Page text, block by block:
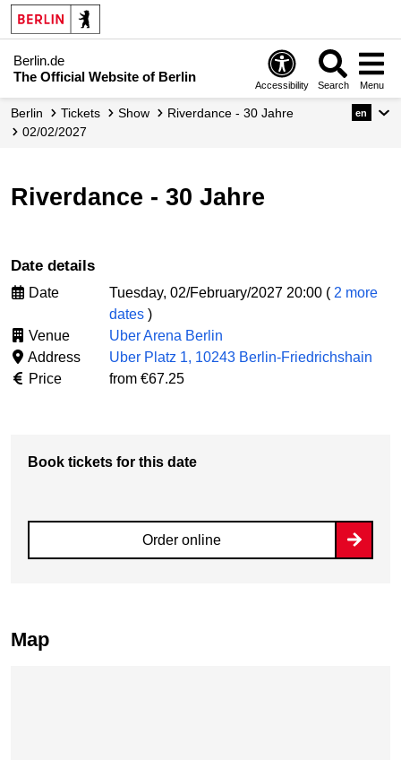
Berlin.de
The Official Website of Berlin
Accessibility Search Menu
Berlin Tickets Show
Riverdance - 30 Jahre
02/02/2027
en
Riverdance - 30 Jahre
Date details
Date Tuesday, 02/February/2027 20:00 ( 2 more
dates )
Venue
Uber Arena Berlin
Address
Uber Platz 1, 10243 Berlin-Friedrichshain
Price
from €67.25
Book tickets for this date
Order online
Map